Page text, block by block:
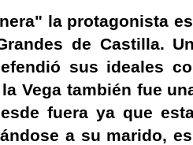
la protagonista
de Castilla.
sus ideales
Vega también fue
fuera ya que
a su marido,